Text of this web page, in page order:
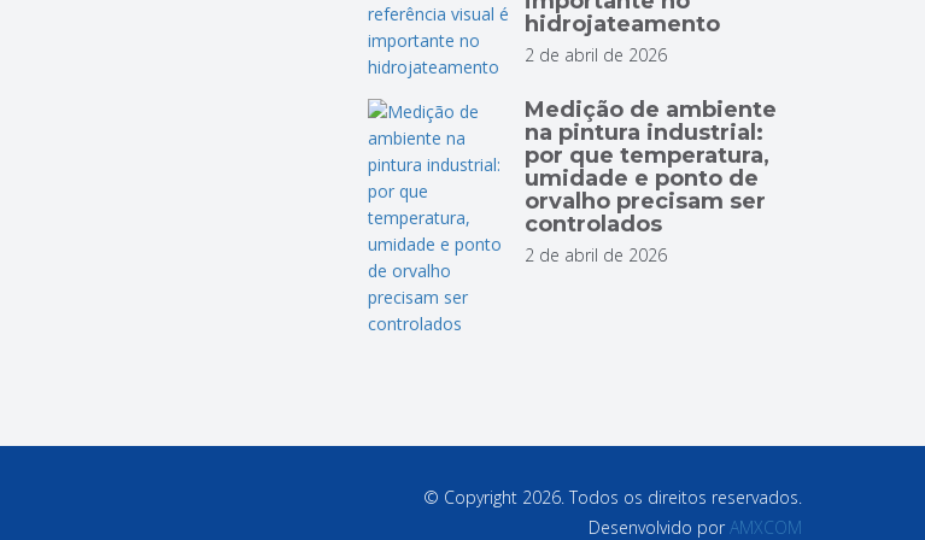
hidrojateamento
2 de abril de 2026
Medição de ambiente
na pintura industrial:
por que temperatura,
umidade e ponto de
orvalho precisam ser
controlados
2 de abril de 2026
© Copyright 2026. Todos os direitos reservados.
Desenvolvido porAMXCOM